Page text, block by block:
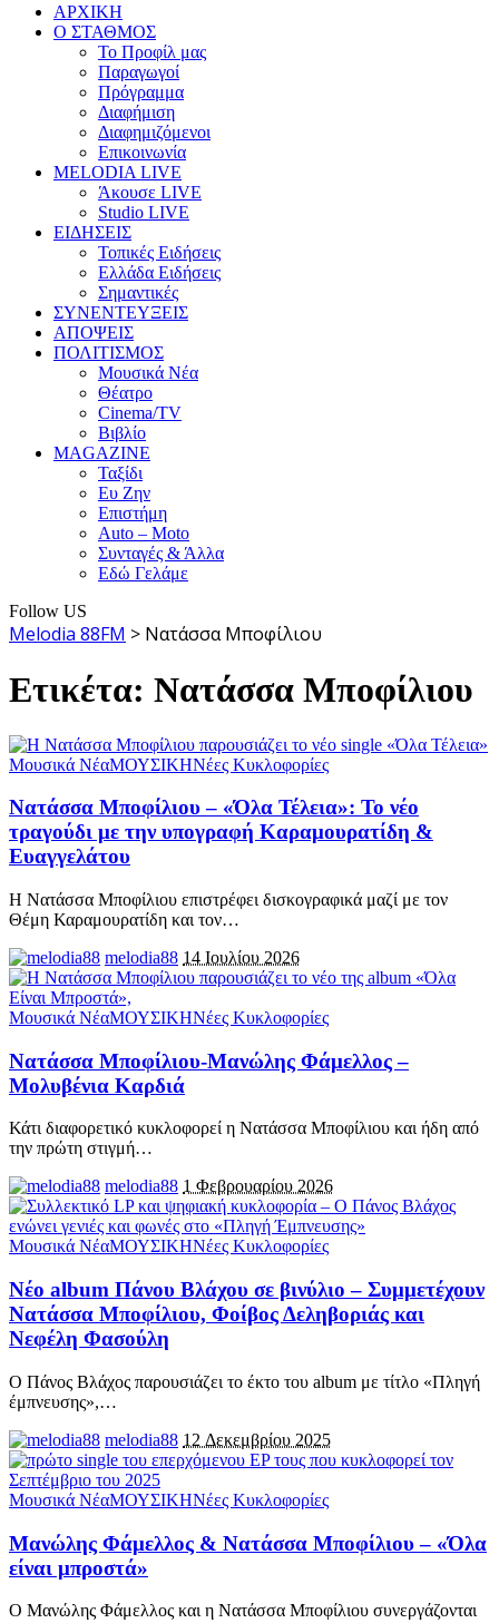
ΑΡΧΙΚΗ
Ο ΣΤΑΘΜΟΣ
Το Προφίλ μας
Παραγωγοί
Πρόγραμμα
Διαφήμιση
Διαφημιζόμενοι
Επικοινωνία
MELODIA LIVE
Άκουσε LIVE
Studio LIVE
ΕΙΔΗΣΕΙΣ
Τοπικές Ειδήσεις
Ελλάδα Ειδήσεις
Σημαντικές
ΣΥΝΕΝΤΕΥΞΕΙΣ
ΑΠΟΨΕΙΣ
ΠΟΛΙΤΙΣΜΟΣ
Μουσικά Νέα
Θέατρο
Cinema/TV
Βιβλίο
MAGAZINE
Ταξίδι
Ευ Ζην
Επιστήμη
Auto – Moto
Συνταγές & Άλλα
Εδώ Γελάμε
Follow US
Melodia 88FM > Νατάσσα Μποφίλιου
Ετικέτα: Νατάσσα Μποφίλιου
Μουσικά ΝέαΜΟΥΣΙΚΗΝέες Κυκλοφορίες
Νατάσσα Μποφίλιου – «Όλα Τέλεια»: Το νέο
τραγούδι με την υπογραφή Καραμουρατίδη &
Ευαγγελάτου
Η Νατάσσα Μποφίλιου επιστρέφει δισκογραφικά μαζί με τον
Θέμη Καραμουρατίδη και τον…
melodia88 14 Ιουλίου 2026
Μουσικά ΝέαΜΟΥΣΙΚΗΝέες Κυκλοφορίες
Νατάσσα Μποφίλιου-Μανώλης Φάμελλος –
Μολυβένια Καρδιά
Κάτι διαφορετικό κυκλοφορεί η Νατάσσα Μποφίλιου και ήδη από
την πρώτη στιγμή…
melodia88 1 Φεβρουαρίου 2026
Μουσικά ΝέαΜΟΥΣΙΚΗΝέες Κυκλοφορίες
Νέο album Πάνου Βλάχου σε βινύλιο – Συμμετέχουν
Νατάσσα Μποφίλιου, Φοίβος Δεληβοριάς και
Νεφέλη Φασούλη
Ο Πάνος Βλάχος παρουσιάζει το έκτο του album με τίτλο «Πληγή
έμπνευσης»,…
melodia88 12 Δεκεμβρίου 2025
Μουσικά ΝέαΜΟΥΣΙΚΗΝέες Κυκλοφορίες
Μανώλης Φάμελλος & Νατάσσα Μποφίλιου – «Όλα
είναι μπροστά»
Ο Μανώλης Φάμελλος και η Νατάσσα Μποφίλιου συνεργάζονται